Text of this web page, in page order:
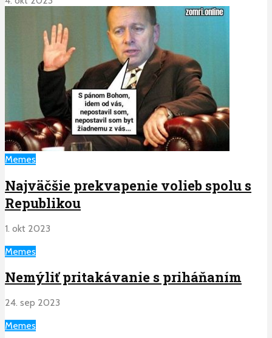
Memes
Najväčšie prekvapenie volieb spolu s
Republikou
1. okt 2023
Memes
Nemýliť pritakávanie s priháňaním
24. sep 2023
Memes